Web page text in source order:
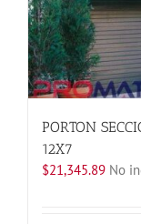
PORTON
12X7
$21,345.89 No